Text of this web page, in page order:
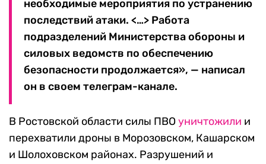
необходимые мероприятия по устранению
последствий атаки. <…> Работа
подразделений Министерства обороны и
силовых ведомств по обеспечению
безопасности продолжается», — написал
он в своем телеграм-канале.
В Ростовской области силы ПВОуничтожили и
перехватили дроны в Морозовском, Кашарском
и Шолоховском районах. Разрушений и